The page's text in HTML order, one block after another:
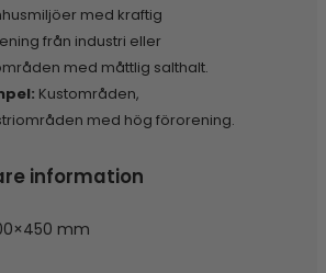
med kraftig
från industri eller
med måttlig salthalt.
Kustområden,
med hög förorening.
information
mm